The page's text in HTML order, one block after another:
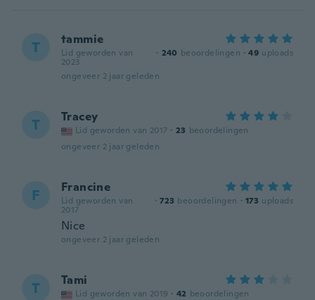
T tammie
Lid geworden van
2023
· 240 beoordelingen · 49 uploads
ongeveer 2 jaar geleden
T Tracey
Lid geworden van 2017 · 23 beoordelingen
ongeveer 2 jaar geleden
F Francine
Lid geworden van
2017
· 723 beoordelingen · 173 uploads
Nice
ongeveer 2 jaar geleden
T Tami
Lid geworden van 2019 · 42 beoordelingen